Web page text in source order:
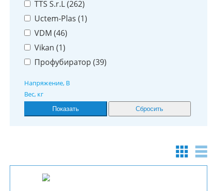
TTS S.r.L (262)
Uctem-Plas (1)
VDM (46)
Vikan (1)
Профубиратор (39)
Напряжение, В
Вес, кг